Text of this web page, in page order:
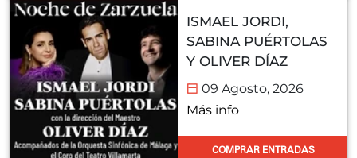
ISMAEL JORDI,
SABINA PUÉRTOLAS
Y OLIVER DÍAZ
09 Agosto, 2026
Más info
COMPRAR ENTRADAS